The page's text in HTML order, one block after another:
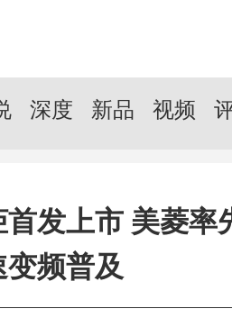
深度 新品 视频
首发上市 美菱率
频普及